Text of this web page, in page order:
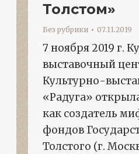
Толстом»
Без рубрики 07.11.2019
7 ноября 2019 г.
выставочный
Культурно-
«Радуга»
как создатель
фондов
Толстого (г.